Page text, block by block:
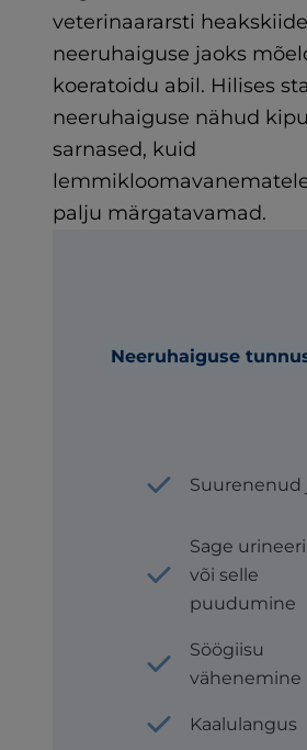
veterinaararsti
neeruhaiguse jaoks
koeratoidu abil. Hilises
neeruhaiguse nähud
sarnased, kuid
palju märgatavamad.
Neeruhaiguse
Suurenenud
Sage
või selle
puudumine
Söögiisu
vähenemine
Kaalulangus